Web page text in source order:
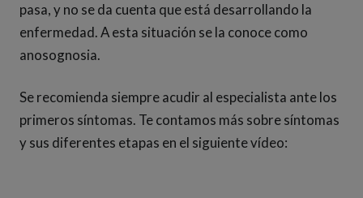
pasa, y no se da cuenta que está desarrollando la
enfermedad. A esta situación se la conoce como
anosognosia.
Se recomienda siempre acudir al especialista ante los
primeros síntomas. Te contamos más sobre síntomas
y sus diferentes etapas en el siguiente vídeo: